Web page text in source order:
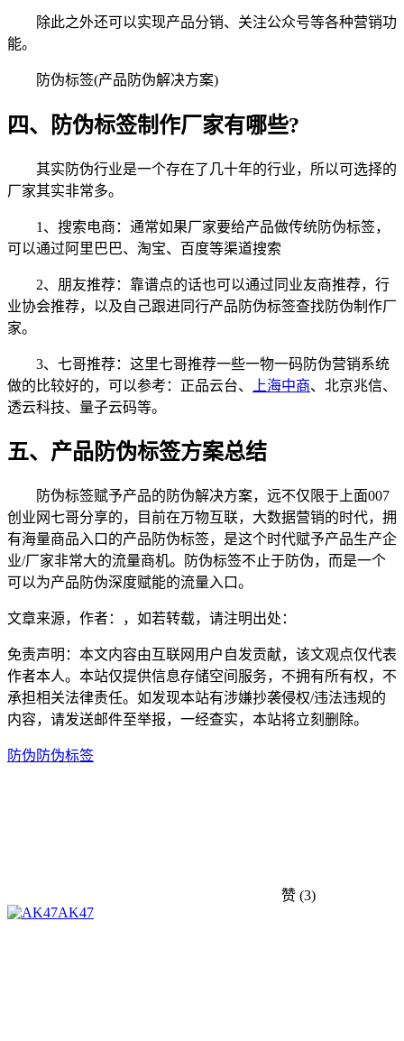
除此之外还可以实现产品分销、关注公众号等各种营销功
能。
防伪标签(产品防伪解决方案)
四、防伪标签制作厂家有哪些?
其实防伪行业是一个存在了几十年的行业，所以可选择的
厂家其实非常多。
1、搜索电商：通常如果厂家要给产品做传统防伪标签，
可以通过阿里巴巴、淘宝、百度等渠道搜索
2、朋友推荐：靠谱点的话也可以通过同业友商推荐，行
业协会推荐，以及自己跟进同行产品防伪标签查找防伪制作厂
家。
3、七哥推荐：这里七哥推荐一些一物一码防伪营销系统
做的比较好的，可以参考：正品云台、
上海中商、北京兆信、
透云科技、量子云码等。
五、产品防伪标签方案总结
防伪标签赋予产品的防伪解决方案，远不仅限于上面007
创业网七哥分享的，目前在万物互联，大数据营销的时代，拥
有海量商品入口的产品防伪标签，是这个时代赋予产品生产企
业/厂家非常大的流量商机。防伪标签不止于防伪，而是一个
可以为产品防伪深度赋能的流量入口。
文章来源，作者：，如若转载，请注明出处：
免责声明：本文内容由互联网用户自发贡献，该文观点仅代表
作者本人。本站仅提供信息存储空间服务，不拥有所有权，不
承担相关法律责任。如发现本站有涉嫌抄袭侵权/违法违规的
内容，请发送邮件至举报，一经查实，本站将立刻删除。
防伪 防伪标签
赞 (3)
AK47